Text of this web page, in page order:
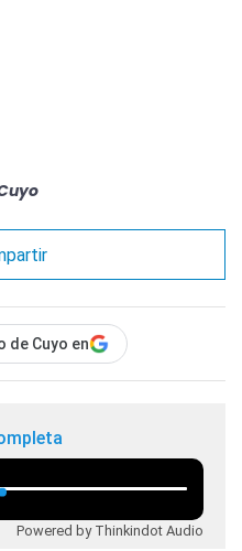
de Cuyo en
Powered by Thinkindot Audio